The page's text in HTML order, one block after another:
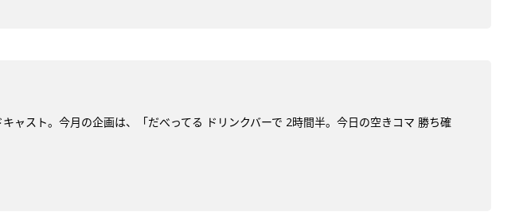
ャスト。今月の企画は、「だべってる ドリンクバーで 2時間半。今日の空きコマ 勝ち確